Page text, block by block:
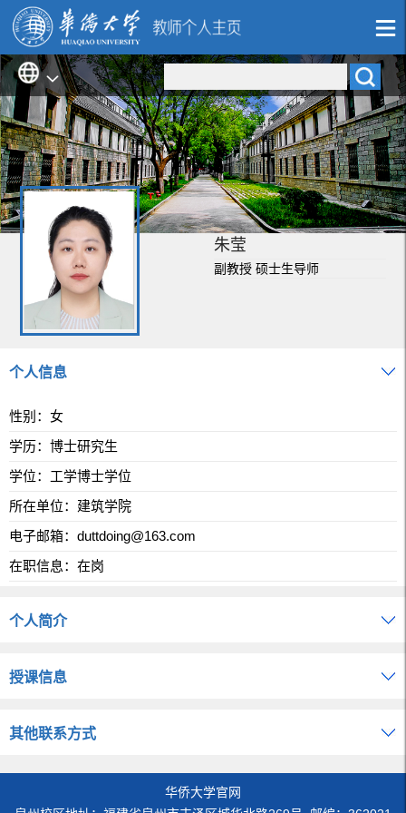
朱莹
副教授 硕士生导师
个人信息
性别：女
学历：博士研究生
学位：工学博士学位
所在单位：建筑学院
电子邮箱： duttdoing@163.com
在职信息：在岗
个人简介
授课信息
其他联系方式
华侨大学官网